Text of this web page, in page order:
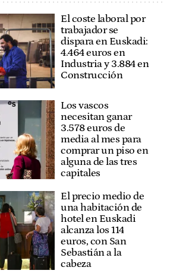
El coste laboral por
trabajador se
dispara en Euskadi:
4.464 euros en
Industria y 3.884 en
Construcción
Los vascos
necesitan ganar
3.578 euros de
media al mes para
comprar un piso en
alguna de las tres
capitales
El precio medio de
una habitación de
hotel en Euskadi
alcanza los 114
euros, con San
Sebastián a la
cabeza